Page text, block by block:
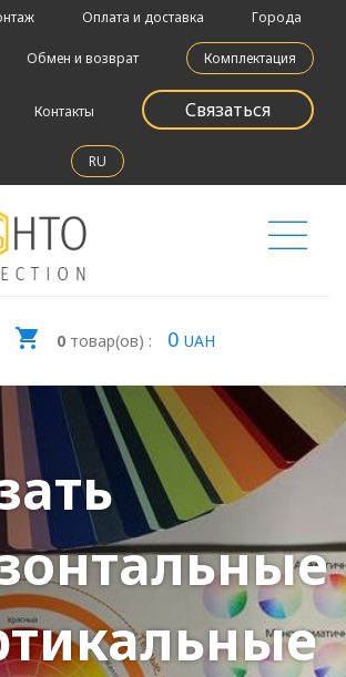
Оплата и доставка Города
Обмен и возврат Комплектация
Контакты Связаться
RU
0товар(ов) : 0 UAH